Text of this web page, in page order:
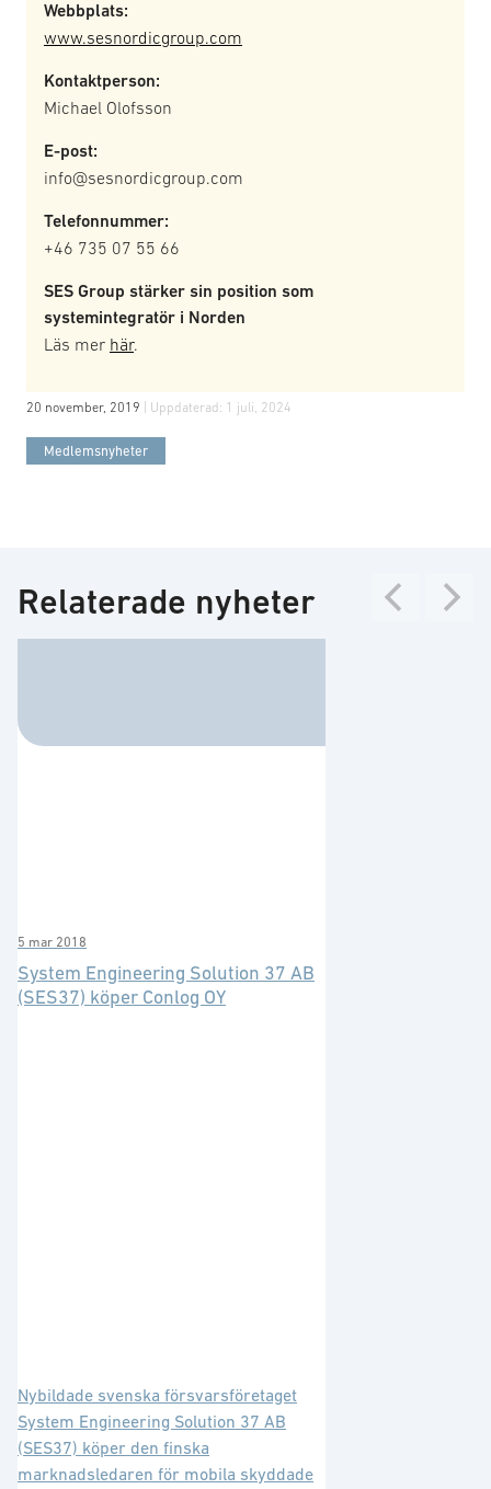
Webbplats:
www.sesnordicgroup.com
Kontaktperson:
Michael Olofsson
E-post:
info@sesnordicgroup.com
Telefonnummer:
+46 735 07 55 66
SES Group stärker sin position som
systemintegratör i Norden
Läs mer här.
20 november, 2019 | Uppdaterad: 1 juli, 2024
Medlemsnyheter
Relaterade nyheter
5 mar 2018
System Engineering Solution 37 AB
(SES37) köper Conlog OY
Nybildade svenska försvarsföretaget
System Engineering Solution 37 AB
(SES37) köper den finska
marknadsledaren för mobila skyddade